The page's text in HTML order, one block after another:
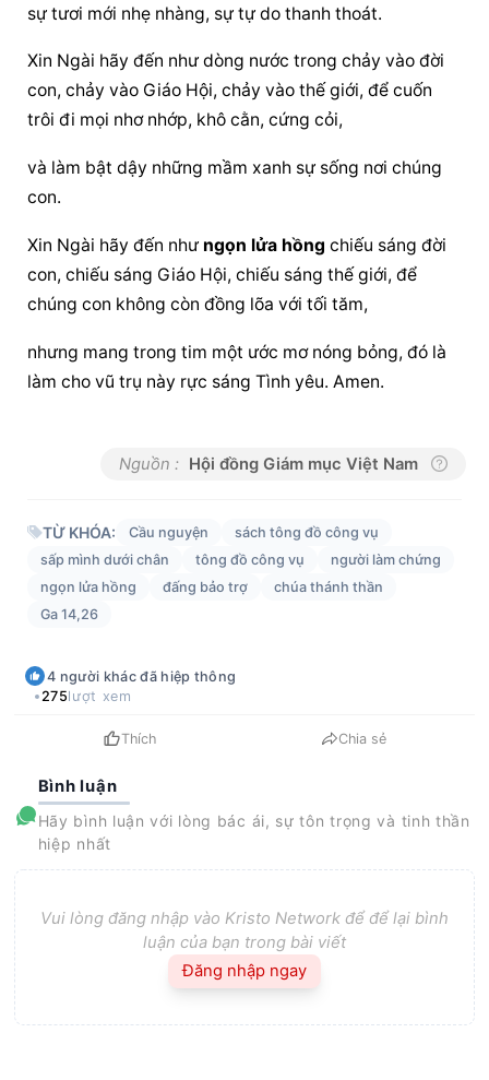
sự tươi mới nhẹ nhàng, sự tự do thanh thoát.
Xin Ngài hãy đến như dòng nước trong chảy vào đời
con, chảy vào Giáo Hội, chảy vào thế giới, để cuốn
trôi đi mọi nhơ nhớp, khô cằn, cứng cỏi,
và làm bật dậy những mầm xanh sự sống nơi chúng
con.
Xin Ngài hãy đến như ngọn lửa hồng chiếu sáng đời
con, chiếu sáng Giáo Hội, chiếu sáng thế giới, để
chúng con không còn đồng lõa với tối tăm,
nhưng mang trong tim một ước mơ nóng bỏng, đó là
làm cho vũ trụ này rực sáng Tình yêu. Amen.
Nguồn : Hội đồng Giám mục Việt Nam
TỪ KHÓA: Cầu nguyện
sách tông đồ công vụ
sấp mình dưới chân
tông đồ công vụ
người làm chứng
ngọn lửa hồng
đấng bảo trợ
chúa thánh thần
Ga 14,26
4 người khác đã hiệp thông
275lượt xem
Thích Chia sẻ
Bình luận
Hãy bình luận với lòng bác ái, sự tôn trọng và tinh thần
hiệp nhất
Vui lòng đăng nhập vào Kristo Network để để lại bình
luận của bạn trong bài viết
Đăng nhập ngay